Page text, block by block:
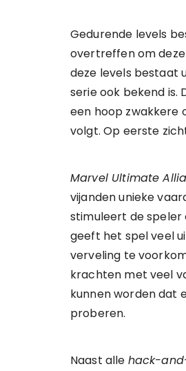
Gedurende levels
overtreffen om
deze levels bestaat
serie ook bekend
een hoop zwakkere
volgt. Op eerste
Marvel Ultimate
vijanden unieke
stimuleert de speler
geeft het spel veel
verveling te
krachten met veel
kunnen worden dat
proberen.
Naast alle hack-